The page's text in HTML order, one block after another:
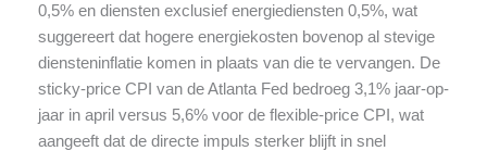
0,5% en diensten exclusief energiediensten 0,5%, wat
suggereert dat hogere energiekosten bovenop al stevige
diensteninflatie komen in plaats van die te vervangen. De
sticky-price CPI van de Atlanta Fed bedroeg 3,1% jaar-op-
jaar in april versus 5,6% voor de flexible-price CPI, wat
aangeeft dat de directe impuls sterker blijft in snel